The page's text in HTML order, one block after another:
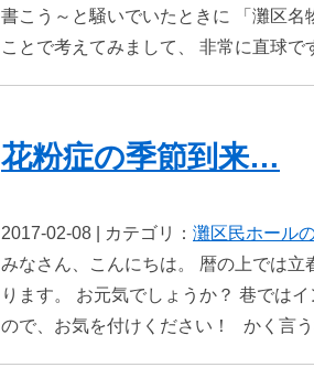
書こう～と騒いでいたときに 「灘区名
ことで考えてみまして、 非常に直球
花粉症の季節到来…
2017-02-08 | カテゴリ：灘区民ホール
みなさん、こんにちは。 暦の上では
ります。 お元気でしょうか？ 巷では
ので、お気を付けください！ かく言